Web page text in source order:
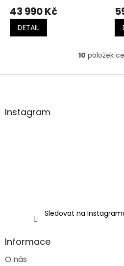
43 990 Kč
DETAIL
O
l
i
s
10 položek
Z
aInstagram
Sledovat na
Informace
O nás